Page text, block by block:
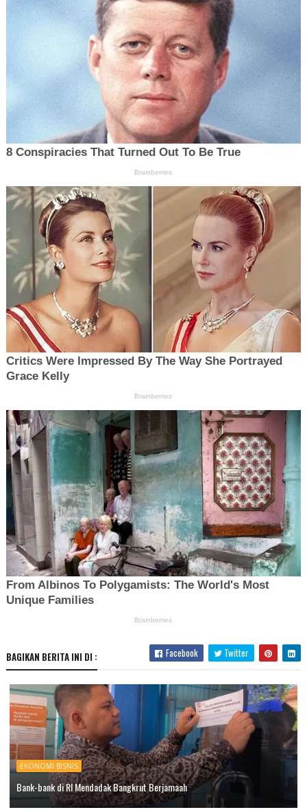
BAGIKAN BERITA INI DI : Facebook Twitter
EKONOMI BISNIS
Bank-bank di RI Mendadak Bangkrut Berjamaah